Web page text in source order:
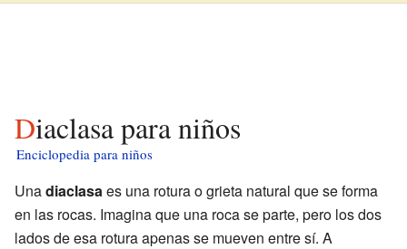
Diaclasa para niños
Enciclopedia para niños
Unadiaclasaes una rotura o grieta natural que se forma
en las rocas. Imagina que una roca se parte, pero los dos
lados de esa rotura apenas se mueven entre sí. A